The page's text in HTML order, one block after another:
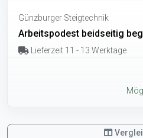
Günzburger Steigtechnik
Arbeitspodest beidseitig
Lieferzeit 11 - 13 Werktage